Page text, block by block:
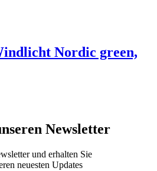
Nordic green,
Newsletter
und erhalten Sie
neuesten Updates